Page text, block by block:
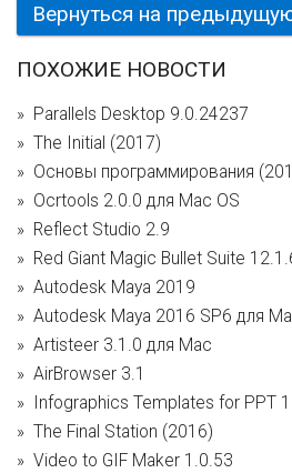
Вернуться на
ПОХОЖИЕ НОВОСТИ
Parallels Desktop 9.0.24237
The Initial (2017)
Основы программирования
Ocrtools 2.0.0 для Mac OS
Reflect Studio 2.9
Red Giant Magic Bullet Suite
Autodesk Maya 2019
Autodesk Maya 2016 SP6 для
Artisteer 3.1.0 для Mac
AirBrowser 3.1
Infographics Templates for PPT
The Final Station (2016)
Video to GIF Maker 1.0.53